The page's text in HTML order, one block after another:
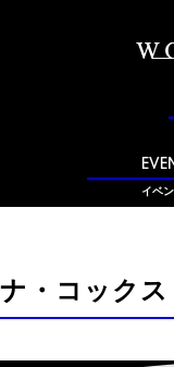
イベン
・コックス